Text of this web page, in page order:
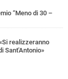
“Meno di 30 –
realizzeranno
Sant'Antonio»